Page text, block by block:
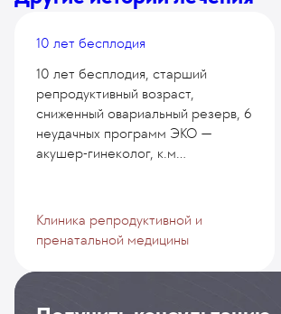
10 лет бесплодия
10 лет бесплодия, старший
репродуктивный возраст,
сниженный овариальный резерв, 6
неудачных программ ЭКО —
акушер-гинеколог, к.м...
Клиника репродуктивной и
пренатальной медицины